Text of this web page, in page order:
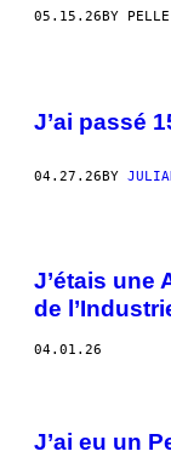
05.15.26BY PELLE
J’ai passé
04.27.26BY
J’étais une
de
04.01.26
J’ai eu un